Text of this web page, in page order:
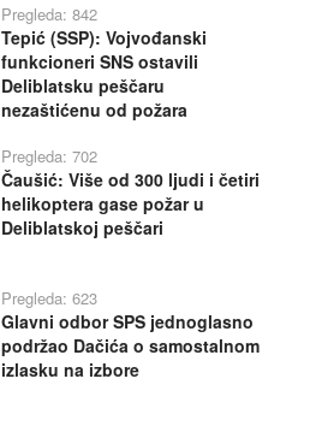
Pregleda: 842
Tepić (SSP): Vojvođanski
funkcioneri SNS ostavili
Deliblatsku peščaru
nezaštićenu od požara
Pregleda: 702
Čaušić: Više od 300 ljudi i četiri
helikoptera gase požar u
Deliblatskoj peščari
Pregleda: 623
Glavni odbor SPS jednoglasno
podržao Dačića o samostalnom
izlasku na izbore